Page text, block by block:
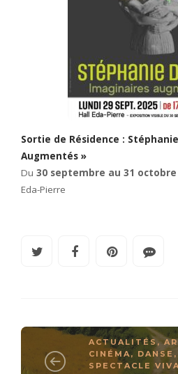
Sortie de Résidence :
Augmentés »
Du 30 septembre au 31 octobre
Eda-Pierre
ACTUALITÉS ,
CINÉMA, DANSE
SPECTACLE